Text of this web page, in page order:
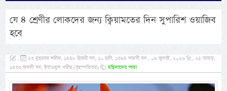
যে ৪ শ্রেণীর লোকদের জন্য ক্বিয়ামতের দিন সুপারিশ ওয়াজিব
হবে
,
২৩ মুহররম শরীফ, ১৪৪৮ হিজরী সন, ১০ ছানী, ১৩৯৪ শামসী সন , ০৯ জুলাই, ২০২৬ খ্রি:, ২৫ আষাঢ়,
১৪৩৩ ফসলী সন, ইয়াওমুল খমীছ (বৃহস্পতিবার)
মহিলাদের পাতা